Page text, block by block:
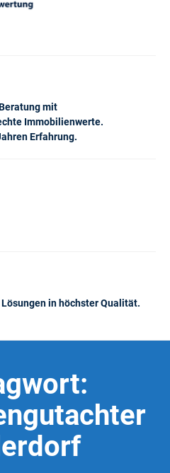
mit
Immobilienwerte.
Erfahrung.
in höchster Qualität.